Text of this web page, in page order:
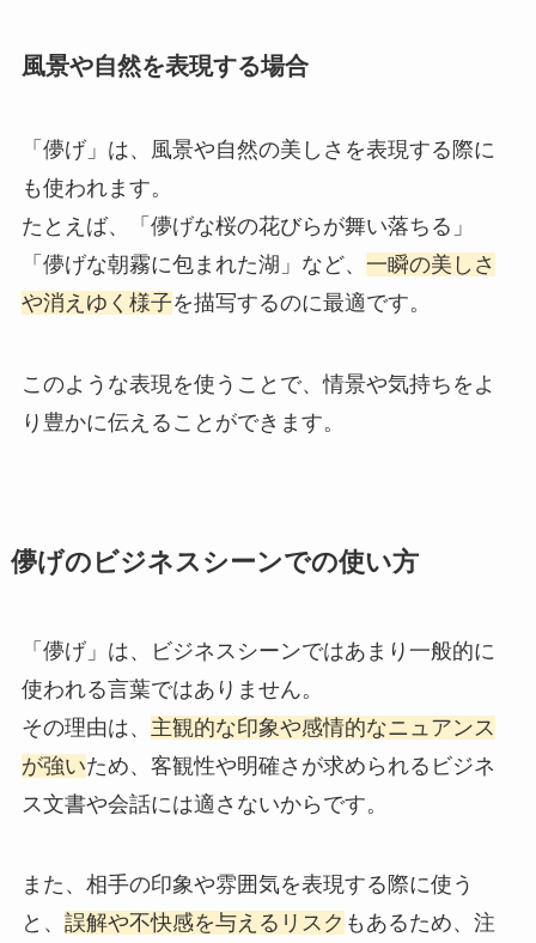
風景や自然を表現する場合
「儚げ」は、風景や自然の美しさを表現する際に
も使われます。
たとえば、「儚げな桜の花びらが舞い落ちる」
「儚げな朝霧に包まれた湖」など、 一瞬の美しさ
や消えゆく様子を描写するのに最適です。
このような表現を使うことで、情景や気持ちをよ
り豊かに伝えることができます。
儚げのビジネスシーンでの使い方
「儚げ」は、ビジネスシーンではあまり一般的に
使われる言葉ではありません。
その理由は、 主観的な印象や感情的なニュアンス
が強いため、客観性や明確さが求められるビジネ
ス文書や会話には適さないからです。
また、相手の印象や雰囲気を表現する際に使う
と、 誤解や不快感を与えるリスク もあるため、注